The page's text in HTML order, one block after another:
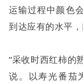
运输过程中颜色
到达应有的水平，
“采收时西红柿的
说。以寿光番茄